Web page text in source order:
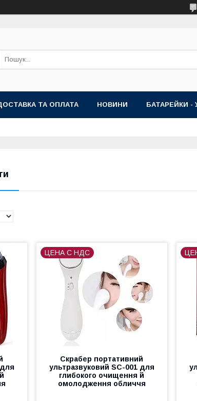
ТА ОПЛАТА НОВИНИ БАТАРЕЙКИ -
ЦЕНА С НДС
Скрабер портативний
ультразвуковий SC-001 для
глибокого очищення й
омолодження обличчя